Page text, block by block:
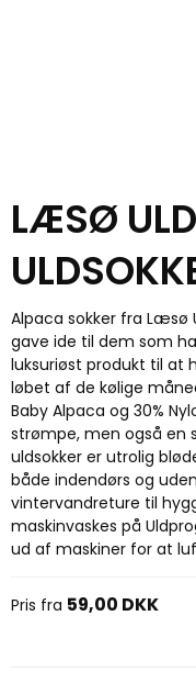
LÆSØ
Alpaca sokker fra Læsø
gave ide til dem som
luksuriøst produkt til at
løbet af de kølige
Baby Alpaca og 30%
strømpe, men også en
uldsokker er utrolig
både indendørs og
vintervandreture til
maskinvaskes på
ud af maskiner for at
Pris fra 59,00 DKK